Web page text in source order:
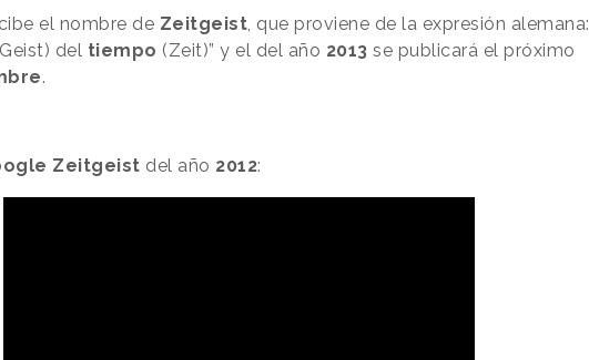
el nombre de Zeitgeist , que proviene de la expresión alemana:
del tiempo (Zeit)” y el del año 2013 se publicará el próximo
.
Zeitgeist del año 2012: